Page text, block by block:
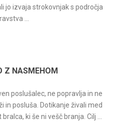
jo izvaja strokovnjak s področja
...
Z NASMEHOM
poslušalec, ne popravlja in ne
in posluša. Dotikanje živali med
ki še ni vešč branja. Cilj ...